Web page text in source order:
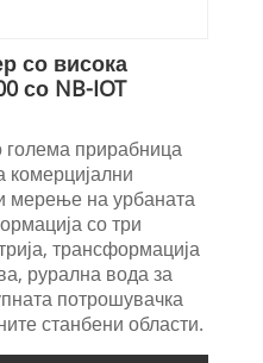
со висока
со NB-IOT
голема прирабница
комерцијални
мерење на урбаната
со три
трансформација
рурална вода за
потрошувачка
станбени области.